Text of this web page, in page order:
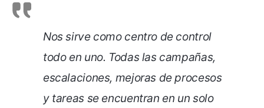
Nos sirve como centro de control
todo en uno. Todas las campañas,
escalaciones, mejoras de procesos
y tareas se encuentran en un solo